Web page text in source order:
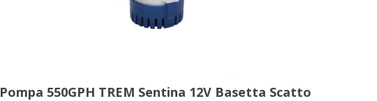
Pompa 550GPH TREM Sentina 12V Basetta Scatto